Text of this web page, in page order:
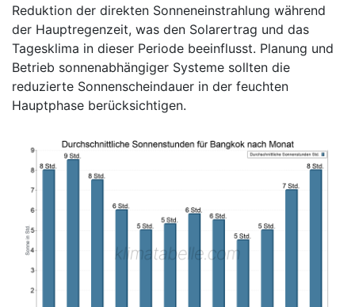
Reduktion der direkten Sonneneinstrahlung während
der Hauptregenzeit, was den Solarertrag und das
Tagesklima in dieser Periode beeinflusst. Planung und
Betrieb sonnenabhängiger Systeme sollten die
reduzierte Sonnenscheindauer in der feuchten
Hauptphase berücksichtigen.